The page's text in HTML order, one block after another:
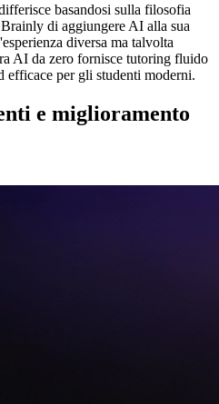
basandosi sulla filosofia
di aggiungere AI alla sua
diversa ma talvolta
AI da zero fornisce tutoring fluido
efficace per gli studenti moderni.
e miglioramento